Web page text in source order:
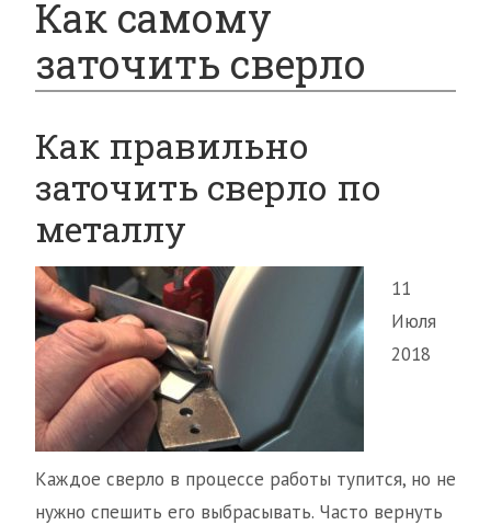
Как самому
заточить сверло
Как правильно
заточить сверло по
металлу
11
Июля
2018
Каждое сверло в процессе работы тупится, но не
нужно спешить его выбрасывать. Часто вернуть